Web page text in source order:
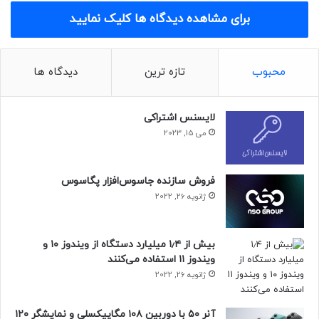
– سی شارپ
– جاوا اسکریپت
– متلب‌
– R
– C++
پایتون
زبان برنامه‌نویسی پایتون، یک برنامه نویسی چند منظوره
(General-Purpose Language) است. به عبارت دیگر، پایتون به
نحوی ساخته و توسعه داده شده است که محدود به نوع خاصی
از نرم‌افزارها نیست؛ شما می‌توانید برای هر کاری، از تحلیل داده
برای مشاهده دیدگاه ها کلیک نمایید
محبوب تازه ترین دیدگاه ها
لایسنس اشتراکی
می 15, 2023
فروش سازنده جاسوس‌افزار پگاسوس
ژانویه 26, 2022
بیش از ۱٫۴ میلیارد دستگاه از ویندوز ۱۰ و
ویندوز ۱۱ استفاده می‌کنند
ژانویه 26, 2022
آنر ۵۰ با دوربین ۱۰۸ مگاپیکسلی و نمایشگر ۱۲۰